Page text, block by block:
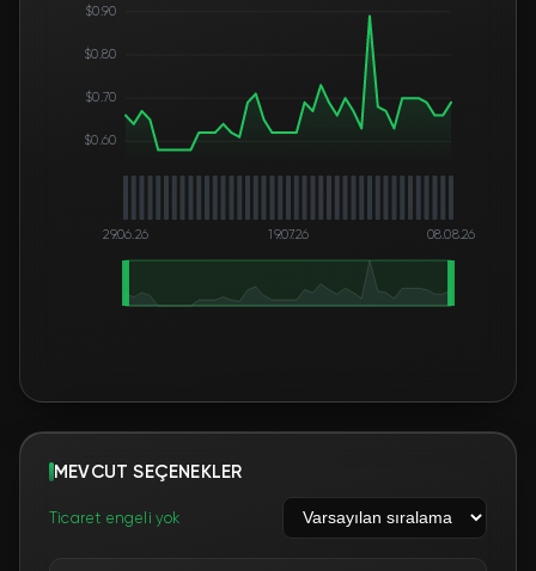
$0.60
$0.70
$0.80
$0.90
29.06.26 19.07.26 08.08.26
MEVCUT SEÇENEKLER
Ticaret engeli yok